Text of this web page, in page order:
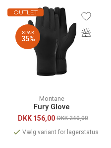
OUTLET
SPAR
35%
Montane
Fury Glove
DKK156,00 DKK 240,00
Vælg variant for lagerstatus